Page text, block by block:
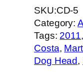
a
n
t
i
d
SKU:CD-5
Category:
Tags: 2011,
Costa,
Dog Head,